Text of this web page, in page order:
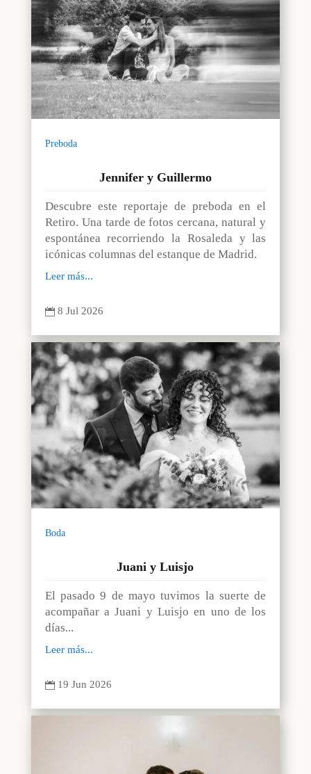
Preboda
Jennifer y Guillermo
Descubre este reportaje de preboda en el
Retiro. Una tarde de fotos cercana, natural y
espontánea recorriendo la Rosaleda y las
icónicas columnas del estanque de Madrid.
Leer más...
 8 Jul 2026
Boda
Juani y Luisjo
El pasado 9 de mayo tuvimos la suerte de
acompañar a Juani y Luisjo en uno de los
días...
Leer más...
 19 Jun 2026